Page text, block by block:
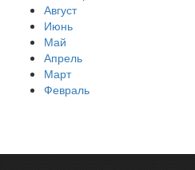
Август
Июнь
Май
Апрель
Март
Февраль